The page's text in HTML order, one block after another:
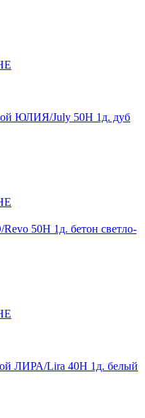
ЮЛИЯ/July 50Н 1д. дуб
50Н 1д. бетон светло-
ЛИРА/Lira 40Н 1д. белый